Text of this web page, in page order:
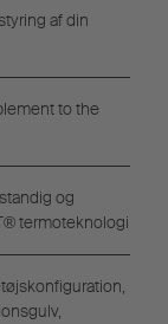
af din
to the
og
termoteknologi